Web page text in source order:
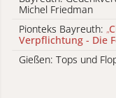
Michel Friedman
Pionteks Bayreuth: „
Verpflichtung - Die
Gießen: Tops und